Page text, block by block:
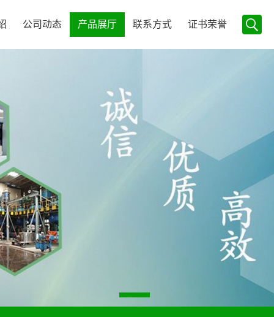
公司动态 产品展厅 联系方式 证书荣誉